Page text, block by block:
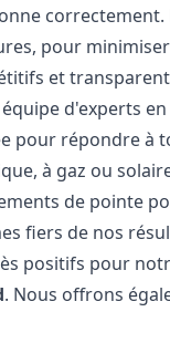
correctement.
pour
et
d'experts en
pour répondre à
à gaz ou
de pointe
fiers de nos
positifs pour
. Nous offrons